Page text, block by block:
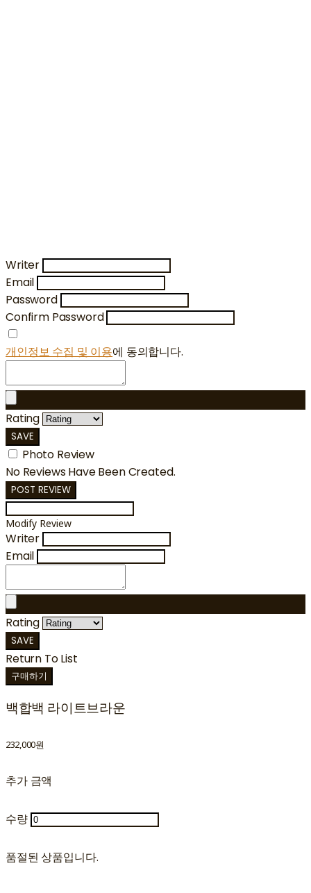
Writer
Email
Password
Confirm Password
개인정보 수집 및 이용에 동의합니다.
Rating
SAVE
Photo Review
No Reviews Have Been Created.
POST REVIEW
Modify Review
Writer
Email
Rating
SAVE
Return To List
구매하기
백합백 라이트브라운
232,000원
추가 금액
수량
품절된 상품입니다.